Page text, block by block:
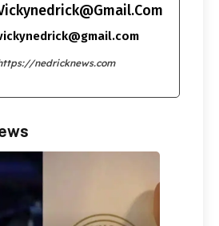
nedricknews.com